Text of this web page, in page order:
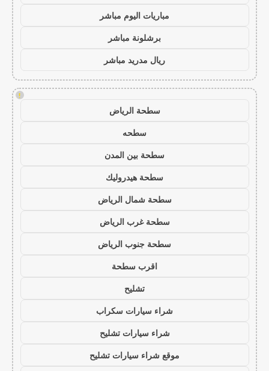
مباريات اليوم مباشر
برشلونة مباشر
ريال مدريد مباشر
!
سطحة الرياض
سطحه
سطحة بين المدن
سطحة هيدروليك
سطحة شمال الرياض
سطحة غرب الرياض
سطحة جنوب الرياض
اقرب سطحة
تشليح
شراء سيارات سكراب
شراء سيارات تشليح
موقع شراء سيارات تشليح